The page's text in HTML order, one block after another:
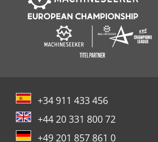
+34 911 433 456
+44 20 331 800 72
+49 201 857 861 0